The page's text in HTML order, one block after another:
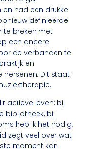
had een drukke
definieerde
te breken met
een andere
de verbanden te
en
hersenen. Dit staat
actieve leven: bij
bibliotheek, bij
heb ik het nodig,
zegt veel over wat
moment kan